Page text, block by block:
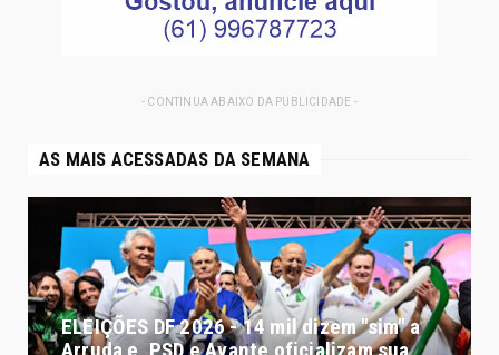
- CONTINUA ABAIXO DA PUBLICIDADE -
AS MAIS ACESSADAS DA SEMANA
ELEIÇÕES DF 2026 - 14 mil dizem "sim" a